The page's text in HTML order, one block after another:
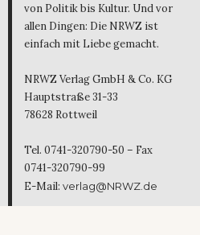
von Politik bis Kultur. Und vor
allen Dingen: Die NRWZ ist
einfach mit Liebe gemacht.
NRWZ Verlag GmbH & Co. KG
Hauptstraße 31-33
78628 Rottweil
Tel. 0741-320790-50 – Fax
0741-320790-99
E-Mail: verlag@NRWZ.de